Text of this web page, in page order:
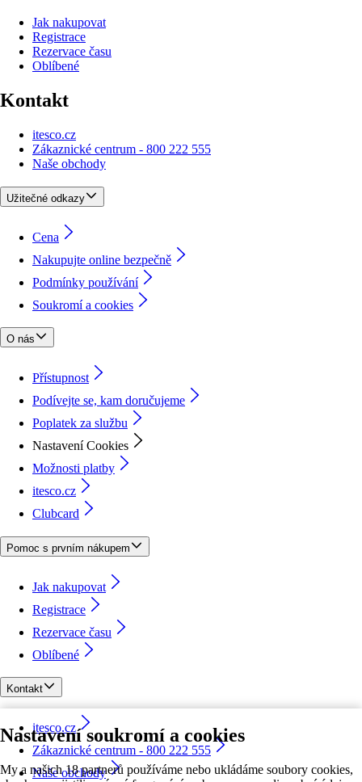
Nastavení soukromí a cookies
My a našich 18 partnerů používáme nebo ukládáme soubory cookies,
Jak nakupovat
Registrace
Rezervace času
Oblíbené
Kontakt
itesco.cz
Zákaznické centrum - 800 222 555
Naše obchody
Užitečné odkazy
Cena
Nakupujte online bezpečně
Podmínky používání
Soukromí a cookies
O nás
Přístupnost
Podívejte se, kam doručujeme
Poplatek za službu
Nastavení Cookies
Možnosti platby
itesco.cz
Clubcard
Pomoc s prvním nákupem
Jak nakupovat
Registrace
Rezervace času
Oblíbené
Kontakt
itesco.cz
Zákaznické centrum - 800 222 555
Naše obchody